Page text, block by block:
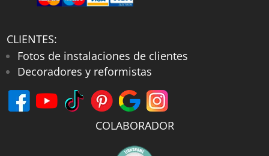
CLIENTES:
Fotos de instalaciones de clientes
Decoradores y reformistas
COLABORADOR